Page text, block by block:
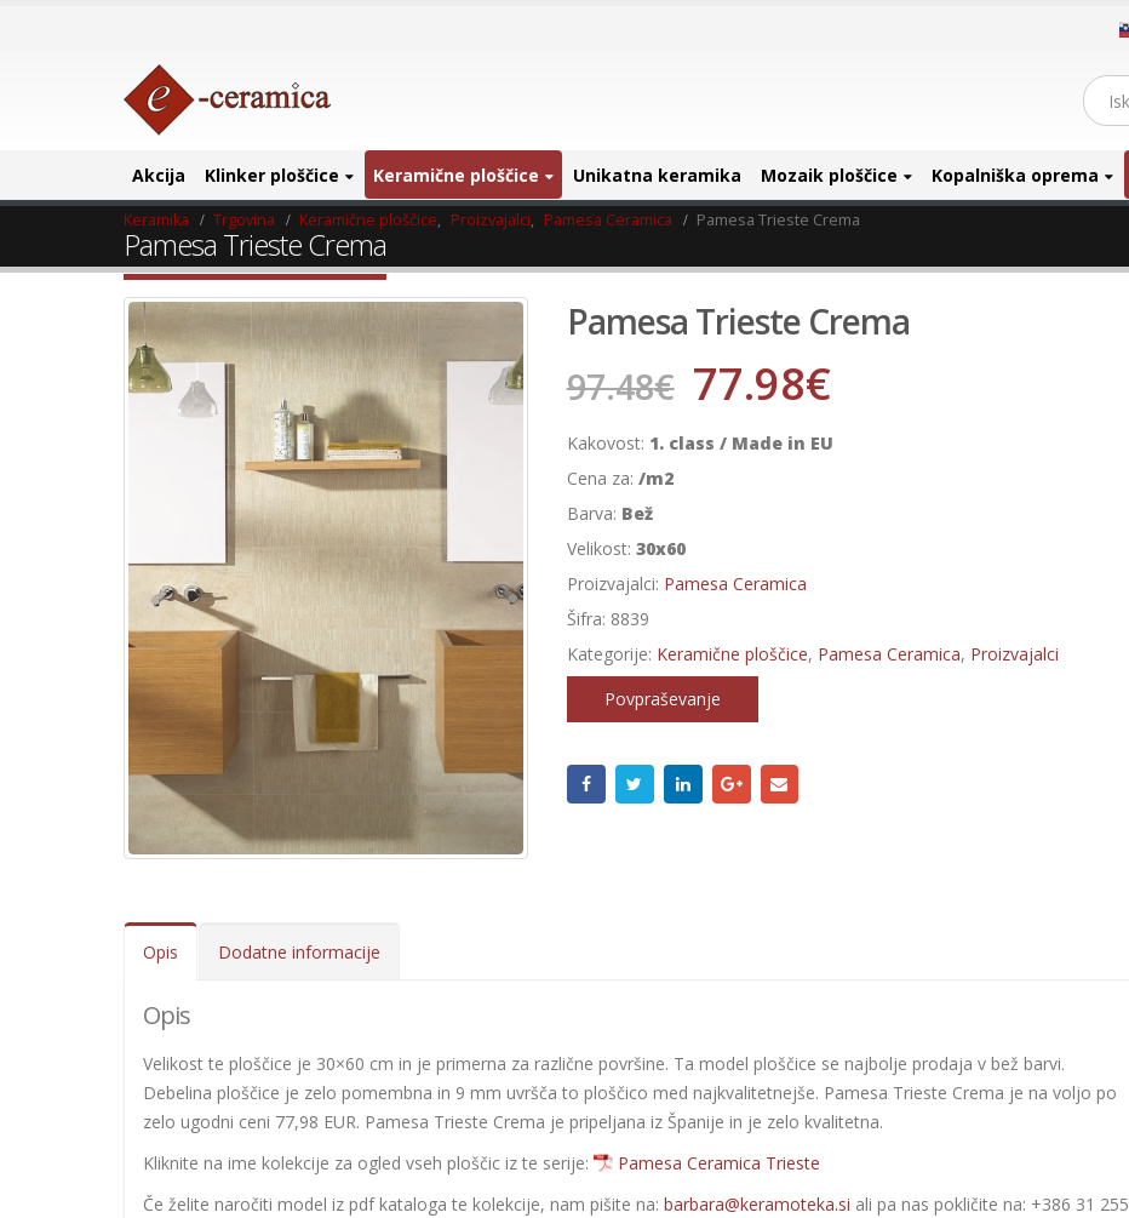
Akcija Klinker ploščice Keramične ploščice Unikatna keramika Mozaik ploščice Kopalniška oprema
Keramika Trgovina Keramične ploščice, Proizvajalci, Pamesa Ceramica Pamesa Trieste Crema
Pamesa Trieste Crema
Pamesa Trieste Crema
97.48€ 77.98€
Kakovost: 1. class / Made in EU
Cena za: /m2
Barva: Bež
Velikost: 30x60
Proizvajalci: Pamesa Ceramica
Šifra: 8839
Kategorije: Keramične ploščice, Pamesa Ceramica, Proizvajalci
Povpraševanje
Opis Dodatne informacije
Opis
Velikost te ploščice je 30×60 cm in je primerna za različne površine. Ta model ploščice se najbolje prodaja v bež barvi.
Debelina ploščice je zelo pomembna in 9 mm uvršča to ploščico med najkvalitetnejše. Pamesa Trieste Crema je na voljo po
zelo ugodni ceni 77,98 EUR. Pamesa Trieste Crema je pripeljana iz Španije in je zelo kvalitetna.
Kliknite na ime kolekcije za ogled vseh ploščic iz te serije:
Pamesa Ceramica Trieste
Če želite naročiti model iz pdf kataloga te kolekcije, nam pišite na: barbara@keramoteka.si ali pa nas pokličite na: +386 31 255